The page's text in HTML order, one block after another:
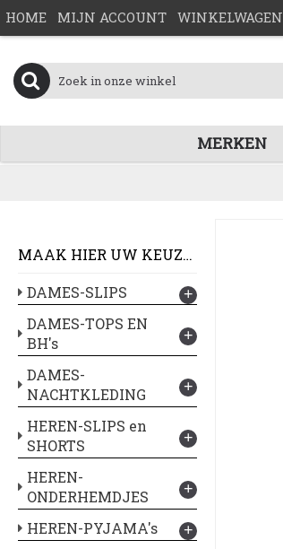
HOME MIJN ACCOUNT WINKELWAGEN
MERKEN
MAAK HIER UW KEUZE :
DAMES-SLIPS
+
DAMES-TOPS EN
BH's
+
DAMES-
NACHTKLEDING
+
HEREN-SLIPS en
SHORTS
+
HEREN-
ONDERHEMDJES
+
HEREN-PYJAMA's +